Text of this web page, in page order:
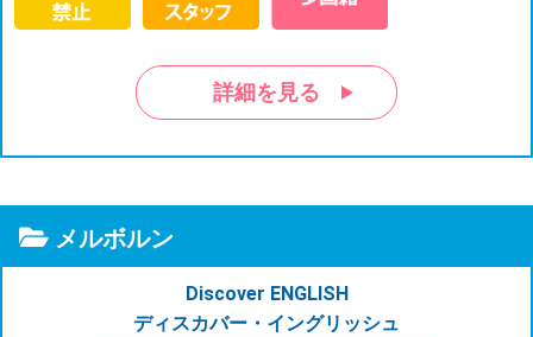
詳細を見る
メルボルン
Discover ENGLISH
ディスカバー・イングリッシュ